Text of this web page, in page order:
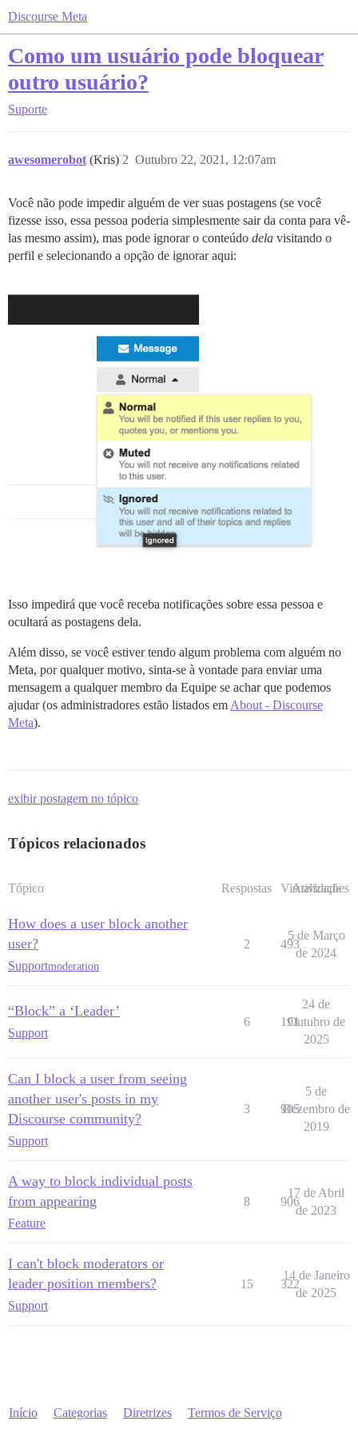
Discourse Meta
Como um usuário pode bloquear
outro usuário?
Suporte
awesomerobot (Kris) Outubro 22, 2021, 12:07am
2
Você não pode impedir alguém de ver suas postagens (se você
fizesse isso, essa pessoa poderia simplesmente sair da conta para vê-
las mesmo assim), mas pode ignorar o conteúdo dela visitando o
perfil e selecionando a opção de ignorar aqui:
Isso impedirá que você receba notificações sobre essa pessoa e
ocultará as postagens dela.
Além disso, se você estiver tendo algum problema com alguém no
Meta, por qualquer motivo, sinta-se à vontade para enviar uma
mensagem a qualquer membro da Equipe se achar que podemos
ajudar (os administradores estão listados em About - Discourse
Meta).
exibir postagem no tópico
Tópicos relacionados
Tópico Respostas Visualizações
Atividade
How does a user block another
user?
Supportmoderation
2 493
5 de Março
de 2024
“Block” a ‘Leader’
Support
6 191
24 de
Outubro de
2025
Can I block a user from seeing
another user's posts in my
Discourse community?
Support
3 905
5 de
Dezembro de
2019
A way to block individual posts
from appearing
Feature
8 906
17 de Abril
de 2023
I can't block moderators or
leader position members?
Support
15 322
14 de Janeiro
de 2025
Início Categorias Diretrizes Termos de Serviço